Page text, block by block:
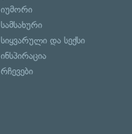
იუმორი
სამსახური
სიყვარული და სექსი
ინსპირაცია
რჩევები